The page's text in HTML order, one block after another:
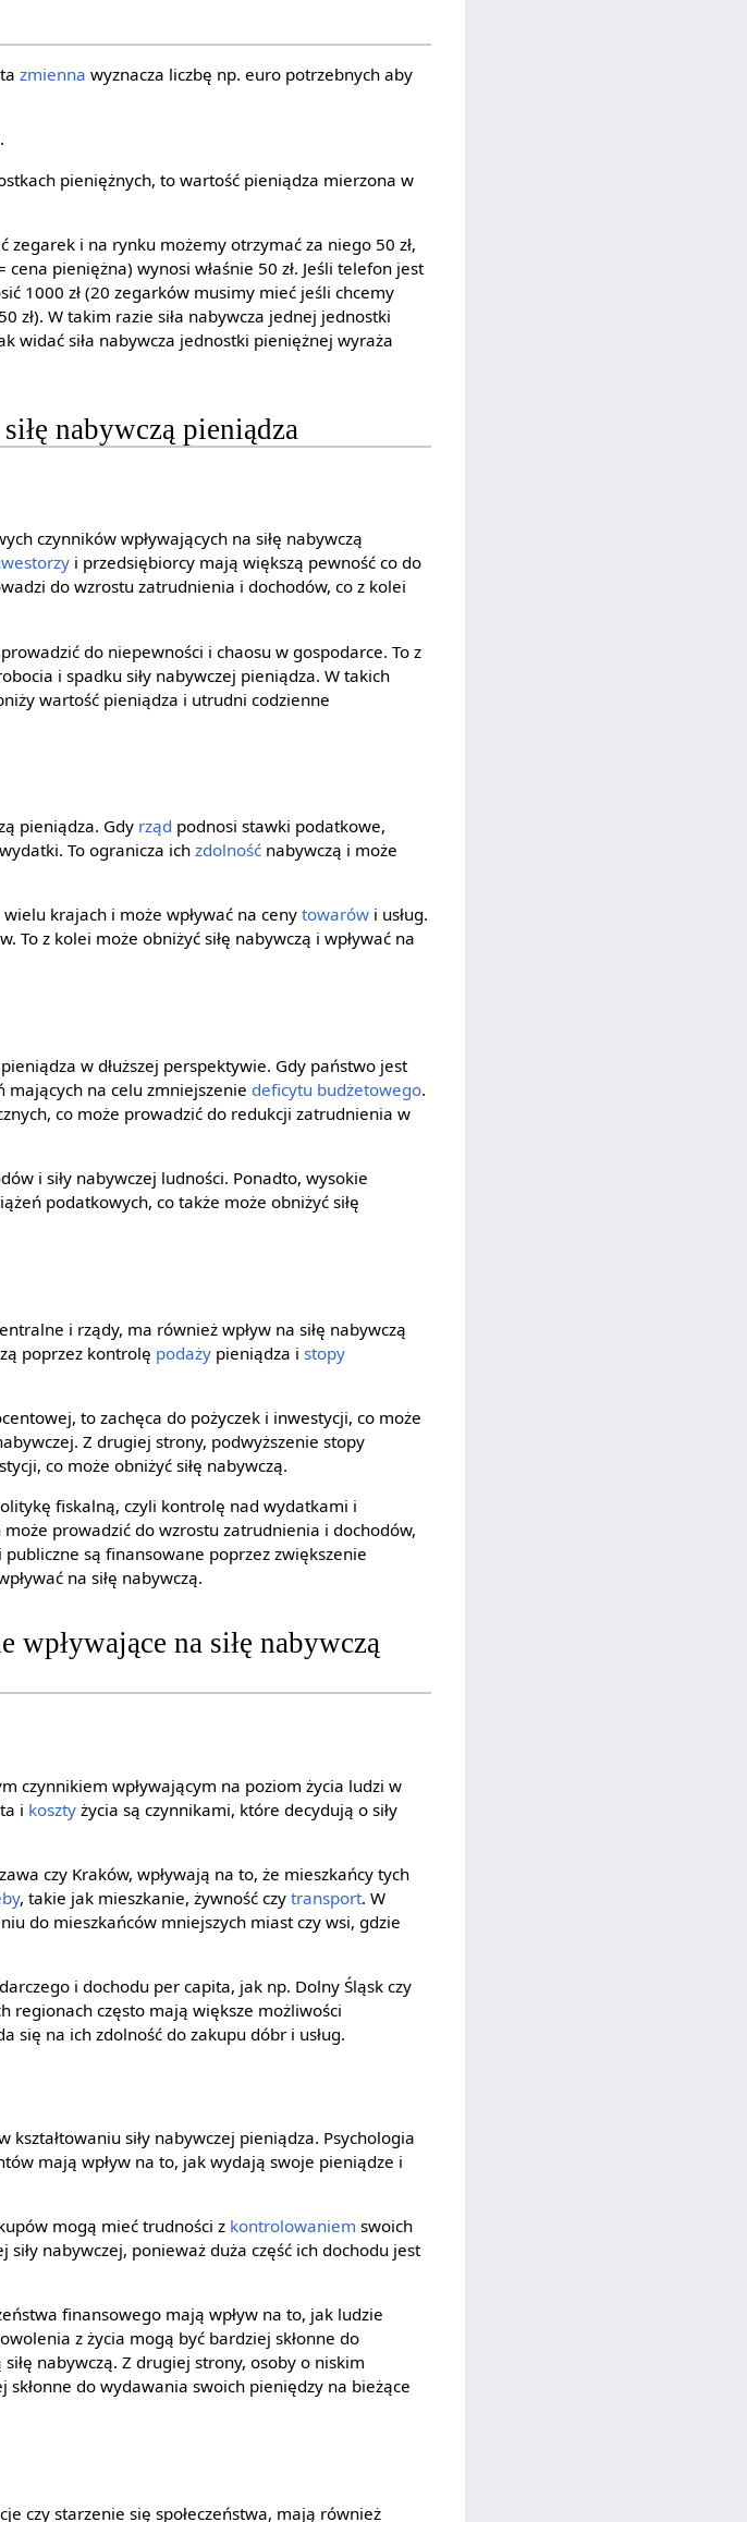
tazmienna wyznacza liczbę np. euro potrzebnych aby
pieniężnych, to wartość pieniądza mierzona w
zegarek i na rynku możemy otrzymać za niego 50 zł,
pieniężna) wynosi właśnie 50 zł. Jeśli telefon jest
1000 zł (20 zegarków musimy mieć jeśli chcemy
zł). W takim razie siła nabywcza jednej jednostki
widać siła nabywcza jednostki pieniężnej wyraża
nabywczą pieniądza
czynników wpływających na siłę nabywczą
i przedsiębiorcy mają większą pewność co do
do wzrostu zatrudnienia i dochodów, co z kolei
do niepewności i chaosu w gospodarce. To z
i spadku siły nabywczej pieniądza. W takich
wartość pieniądza i utrudni codzienne
pieniądza. Gdy rząd podnosi stawki podatkowe,
To ogranicza ichzdolność nabywczą i może
wielu krajach i może wpływać na cenytowarów i usług.
To z kolei może obniżyć siłę nabywczą i wpływać na
w dłuższej perspektywie. Gdy państwo jest
mających na celu zmniejszenie deficytu budżetowego.
co może prowadzić do redukcji zatrudnienia w
i siły nabywczej ludności. Ponadto, wysokie
podatkowych, co także może obniżyć siłę
i rządy, ma również wpływ na siłę nabywczą
poprzez kontrolę podaży pieniądza istopy
to zachęca do pożyczek i inwestycji, co może
Z drugiej strony, podwyższenie stopy
co może obniżyć siłę nabywczą.
fiskalną, czyli kontrolę nad wydatkami i
prowadzić do wzrostu zatrudnienia i dochodów,
są finansowane poprzez zwiększenie
na siłę nabywczą.
wpływające na siłę nabywczą
czynnikiem wpływającym na poziom życia ludzi w
i koszty życia są czynnikami, które decydują o siły
czy Kraków, wpływają na to, że mieszkańcy tych
, takie jak mieszkanie, żywność czytransport. W
do mieszkańców mniejszych miast czy wsi, gdzie
i dochodu per capita, jak np. Dolny Śląsk czy
regionach często mają większe możliwości
się na ich zdolność do zakupu dóbr i usług.
siły nabywczej pieniądza. Psychologia
mają wpływ na to, jak wydają swoje pieniądze i
mogą mieć trudności z kontrolowaniem swoich
siły nabywczej, ponieważ duża część ich dochodu jest
finansowego mają wpływ na to, jak ludzie
z życia mogą być bardziej skłonne do
nabywczą. Z drugiej strony, osoby o niskim
do wydawania swoich pieniędzy na bieżące
czy starzenie się społeczeństwa, mają również